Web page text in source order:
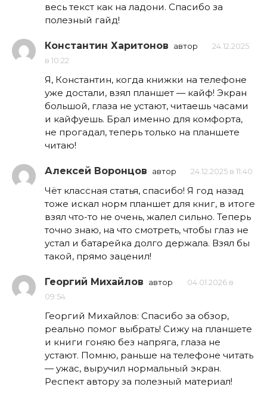
весь текст как на ладони. Спасибо за
полезный гайд!
Константин Харитонов автор
24.12.2025
в 10:22
Я, Константин, когда книжки на телефоне
уже достали, взял планшет — кайф! Экран
большой, глаза не устают, читаешь часами
и кайфуешь. Брал именно для комфорта,
не прогадал, теперь только на планшете
читаю!
Алексей Воронцов автор 24.12.2025 в 11:40
Чёт классная статья, спасибо! Я год назад
тоже искал норм планшет для книг, в итоге
взял что-то не очень, жалел сильно. Теперь
точно знаю, на что смотреть, чтобы глаз не
устал и батарейка долго держала. Взял бы
такой, прямо заценил!
Георгий Михайлов автор
04.01.2026 в
09:54
Георгий Михайлов: Спасибо за обзор,
реально помог выбрать! Сижу на планшете
и книги гоняю без напряга, глаза не
устают. Помню, раньше на телефоне читать
— ужас, выручил нормальный экран.
Респект автору за полезный материал!